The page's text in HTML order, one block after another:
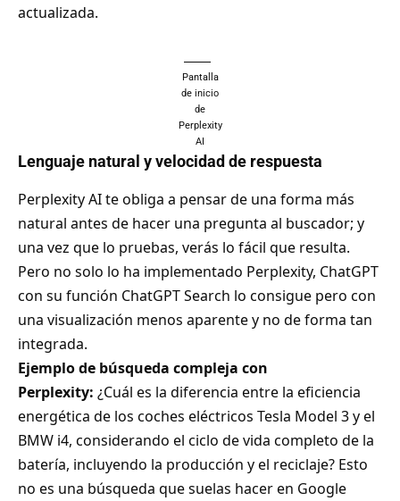
actualizada.
Pantalla
de inicio
de
Perplexity
AI
Lenguaje natural y velocidad de respuesta
Perplexity AI te obliga a pensar de una forma más
natural antes de hacer una pregunta al buscador; y
una vez que lo pruebas, verás lo fácil que resulta.
Pero no solo lo ha implementado Perplexity, ChatGPT
con su función ChatGPT Search lo consigue pero con
una visualización menos aparente y no de forma tan
integrada.
Ejemplo de búsqueda compleja con
Perplexity: ¿Cuál es la diferencia entre la eficiencia
energética de los coches eléctricos Tesla Model 3 y el
BMW i4, considerando el ciclo de vida completo de la
batería, incluyendo la producción y el reciclaje? Esto
no es una búsqueda que suelas hacer en Google